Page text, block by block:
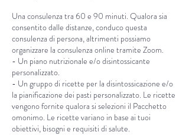
Una consulenza tra 60 e 90 minuti. Qualora sia
consentito dalle distanze, conduco questa
consulenza di persona, altrimenti possiamo
organizzare la consulenza online tramite Zoom.
- Un piano nutrizionale e/o disintossicante
personalizzato.
- Un gruppo di ricette per la disintossicazione e/o
la pianificazione dei pasti personalizzato. Le ricette
vengono fornite qualora si selezioni il Pacchetto
omonimo. Le ricette variano in base ai tuoi
obiettivi, bisogni e requisiti di salute.